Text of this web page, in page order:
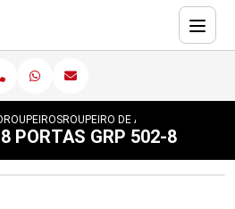
ROUPEIROSROUPEIRO DE AÇO 8 PORTAS
PORTAS GRP 502-8